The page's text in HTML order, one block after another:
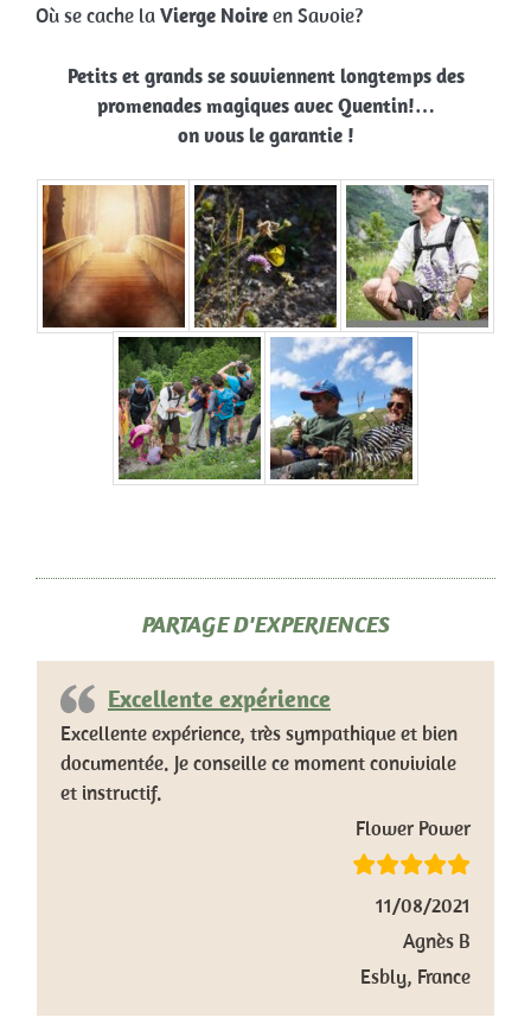
Où se cache laVierge Noireen Savoie?
Petits et grands se souviennent longtemps des
promenades magiques avec Quentin!…
on vous le garantie !
PARTAGE D'EXPERIENCES
Excellente expérience
Excellente expérience, très sympathique et bien
documentée. Je conseille ce moment conviviale
et instructif.
Flower Power
11/08/2021
Agnès B
Esbly, France